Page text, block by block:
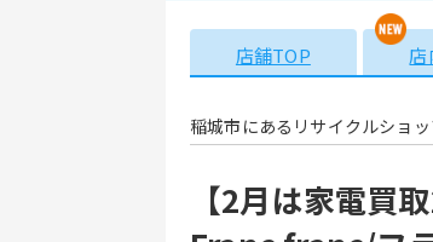
店舗TOP 店
稲城市にあるリサイクルショ
【2月は家電買